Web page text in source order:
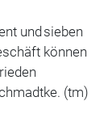
und sieben
können
(tm)